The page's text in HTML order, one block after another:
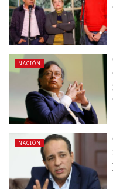
NACIÓN
NACIÓN